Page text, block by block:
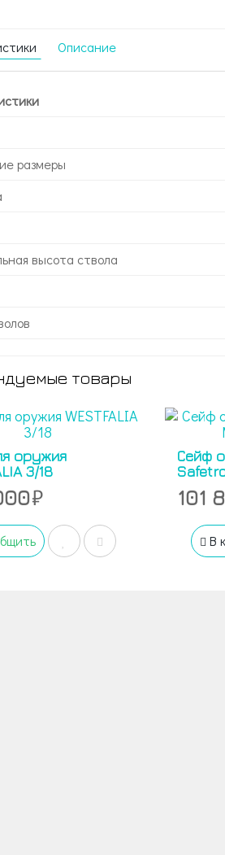
Описание
размеры
высота ствола
товары
оружия
3/18
Сейф
101
В